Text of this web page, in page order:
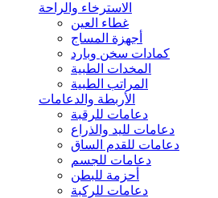
الاسترخاء والراحة
غطاء العين
أجهزة المساج
كمادات سخن وبارد
المخدات الطبية
المراتب الطبية
الأربطة والدعامات
دعامات للرقبة
دعامات لليد والذراع
دعامات للقدم الساق
دعامات للجسم
أحزمة للبطن
دعامات للركبة